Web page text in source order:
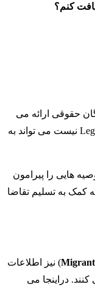
کنم؟
حقوقی ارائه می
کند و در زمینه اموری که تحت پوشش Legal Aid نیست می تواند به
هایی را پیرامون
کمک به تسلیم تقاضا
Migrant) نیز اطلاعات
دراینجا می